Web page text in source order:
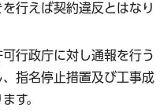
行えば契約違反とはなり
行政庁に対し通報を行う
指名停止措置及び工事成
す。